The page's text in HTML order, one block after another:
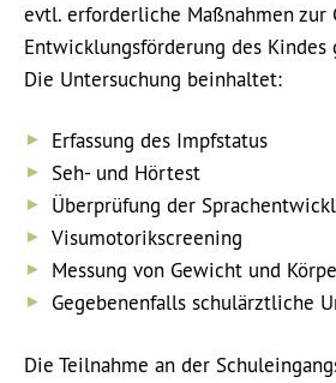
evtl. erforderliche Maßnahmen zur
Entwicklungsförderung des
Die Untersuchung beinhaltet:
Erfassung des Impfstatus
Seh- und Hörtest
Überprüfung der
Visumotorikscreening
Messung von Gewicht und
Gegebenenfalls schulärztliche
Die Teilnahme an der